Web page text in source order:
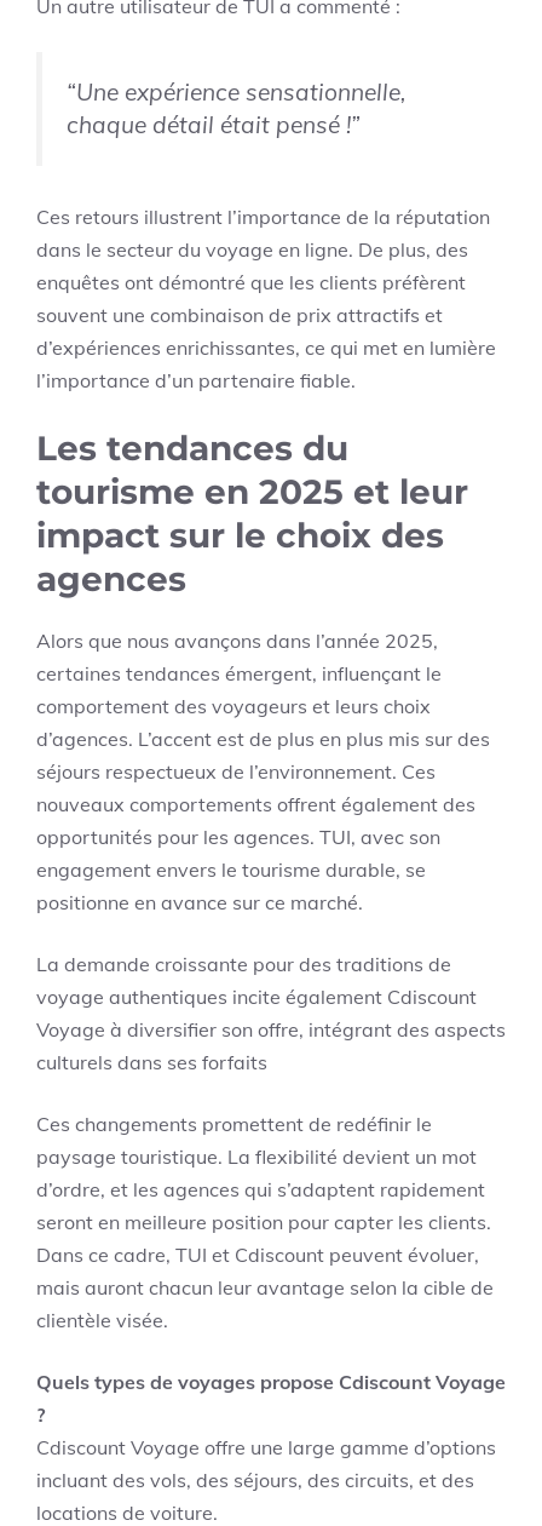
Un autre utilisateur de TUI a commenté :
“Une expérience sensationnelle,
chaque détail était pensé !”
Ces retours illustrent l’importance de la réputation
dans le secteur du voyage en ligne. De plus, des
enquêtes ont démontré que les clients préfèrent
souvent une combinaison de prix attractifs et
d’expériences enrichissantes, ce qui met en lumière
l’importance d’un partenaire fiable.
Les tendances du
tourisme en 2025 et leur
impact sur le choix des
agences
Alors que nous avançons dans l’année 2025,
certaines tendances émergent, influençant le
comportement des voyageurs et leurs choix
d’agences. L’accent est de plus en plus mis sur des
séjours respectueux de l’environnement. Ces
nouveaux comportements offrent également des
opportunités pour les agences. TUI, avec son
engagement envers le tourisme durable, se
positionne en avance sur ce marché.
La demande croissante pour des traditions de
voyage authentiques incite également Cdiscount
Voyage à diversifier son offre, intégrant des aspects
culturels dans ses forfaits
Ces changements promettent de redéfinir le
paysage touristique. La flexibilité devient un mot
d’ordre, et les agences qui s’adaptent rapidement
seront en meilleure position pour capter les clients.
Dans ce cadre, TUI et Cdiscount peuvent évoluer,
mais auront chacun leur avantage selon la cible de
clientèle visée.
Quels types de voyages propose Cdiscount Voyage
?
Cdiscount Voyage offre une large gamme d’options
incluant des vols, des séjours, des circuits, et des
locations de voiture.